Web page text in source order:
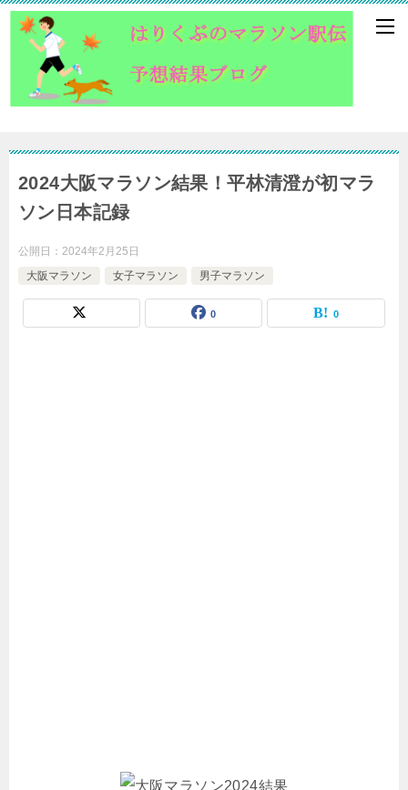
2024大阪マラソン結果！平林清澄が初マラ
ソン日本記録
公開日： 2024年2月25日
大阪マラソン
女子マラソン 男子マラソン
0 0